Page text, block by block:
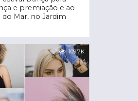
e premiação e ao
do Mar, no Jardim
109.7K